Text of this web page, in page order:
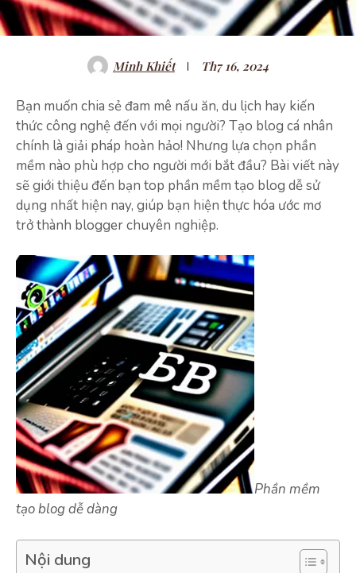
Minh Khiết Th7 16, 2024
Bạn muốn chia sẻ đam mê nấu ăn, du lịch hay kiến
thức công nghệ đến với mọi người? Tạo blog cá nhân
chính là giải pháp hoàn hảo! Nhưng lựa chọn phần
mềm nào phù hợp cho người mới bắt đầu? Bài viết này
sẽ giới thiệu đến bạn top phần mềm tạo blog dễ sử
dụng nhất hiện nay, giúp bạn hiện thực hóa ước mơ
trở thành blogger chuyên nghiệp.
Phần mềm
tạo blog dễ dàng
Nội dung